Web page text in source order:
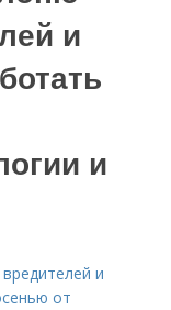
и
и
и
от